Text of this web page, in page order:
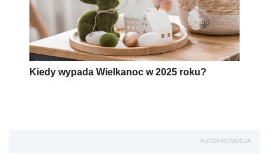
Kiedy wypada Wielkanoc w 2025 roku?
AUTOPROMOCJA